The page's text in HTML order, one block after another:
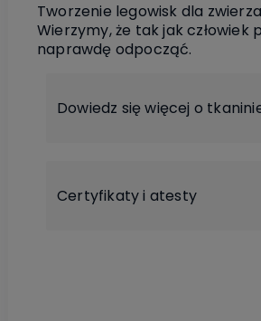
Tworzenie legowisk dla
Wierzymy, że tak jak
naprawdę odpocząć.
Dowiedz się więcej o
Certyfikaty i atesty